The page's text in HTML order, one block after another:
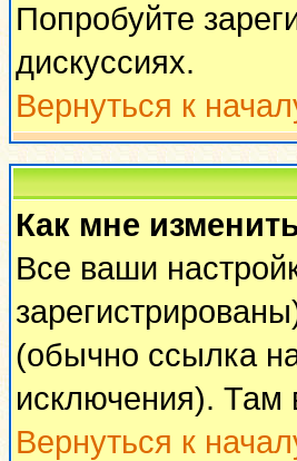
Попробуйте
дискуссиях.
Вернуться к
Как мне
Все ваши
(обычно ссылка
исключения). Там
Вернуться к